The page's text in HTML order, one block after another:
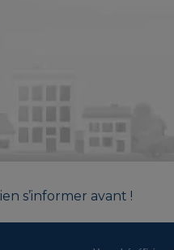
s’informer avant !